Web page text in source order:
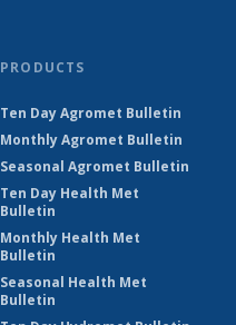
PRODUCTS
Ten Day Agromet Bulletin
Monthly Agromet Bulletin
Seasonal Agromet Bulletin
Ten Day Health Met
Bulletin
Monthly Health Met
Bulletin
Seasonal Health Met
Bulletin